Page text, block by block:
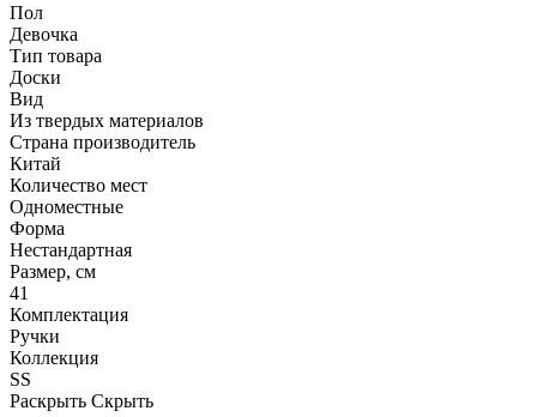
Пол
Девочка
Тип товара
Доски
Вид
Из твердых материалов
Страна производитель
Китай
Количество мест
Одноместные
Форма
Нестандартная
Размер, см
41
Комплектация
Ручки
Коллекция
SS
Раскрыть Скрыть